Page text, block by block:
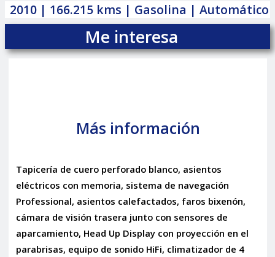
2010 | 166.215 kms | Gasolina | Automático
Me interesa
Más información
Tapicería de cuero perforado blanco, asientos
eléctricos con memoria, sistema de navegación
Professional, asientos calefactados, faros bixenón,
cámara de visión trasera junto con sensores de
aparcamiento, Head Up Display con proyección en el
parabrisas, equipo de sonido HiFi, climatizador de 4